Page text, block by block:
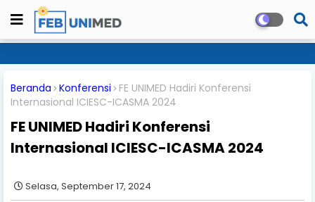
Beranda Konferensi
FE UNIMED Hadiri Konferensi
Internasional ICIESC-ICASMA 2024
FE UNIMED Hadiri Konferensi
Internasional ICIESC-ICASMA 2024
Selasa, September 17, 2024